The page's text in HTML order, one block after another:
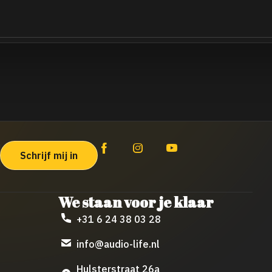
We staan voor je klaar
+31 6 24 38 03 28
info@audio-life.nl
Hulsterstraat 26a